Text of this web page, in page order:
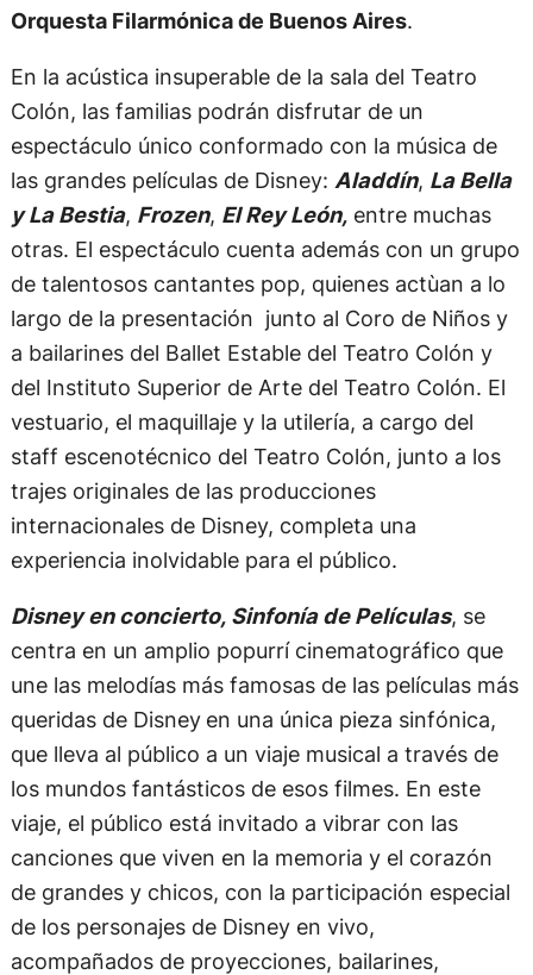
Orquesta Filarmónica de Buenos Aires.
En la acústica insuperable de la sala del Teatro
Colón, las familias podrán disfrutar de un
espectáculo único conformado con la música de
las grandes películas de Disney: Aladdín, La Bella
y La Bestia, Frozen, El Rey León, entre muchas
otras. El espectáculo cuenta además con un grupo
de talentosos cantantes pop, quienes actùan a lo
largo de la presentación junto al Coro de Niños y
a bailarines del Ballet Estable del Teatro Colón y
del Instituto Superior de Arte del Teatro Colón. El
vestuario, el maquillaje y la utilería, a cargo del
staff escenotécnico del Teatro Colón, junto a los
trajes originales de las producciones
internacionales de Disney, completa una
experiencia inolvidable para el público.
Disney en concierto, Sinfonía de Películas, se
centra en un amplio popurrí cinematográfico que
une las melodías más famosas de las películas más
queridas de Disney en una única pieza sinfónica,
que lleva al público a un viaje musical a través de
los mundos fantásticos de esos filmes. En este
viaje, el público está invitado a vibrar con las
canciones que viven en la memoria y el corazón
de grandes y chicos, con la participación especial
de los personajes de Disney en vivo,
acompañados de proyecciones, bailarines,